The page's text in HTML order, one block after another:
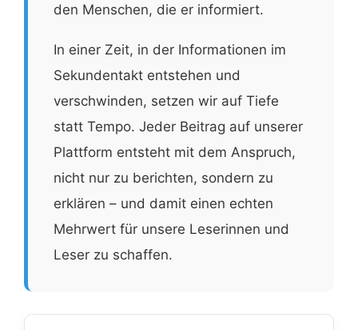
den Menschen, die er informiert.
In einer Zeit, in der Informationen im
Sekundentakt entstehen und
verschwinden, setzen wir auf Tiefe
statt Tempo. Jeder Beitrag auf unserer
Plattform entsteht mit dem Anspruch,
nicht nur zu berichten, sondern zu
erklären – und damit einen echten
Mehrwert für unsere Leserinnen und
Leser zu schaffen.